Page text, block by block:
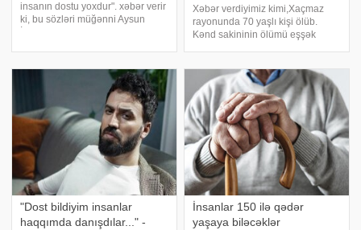
insanın dostu yoxdur". xəbər verir
ki, bu sözləri müğənni Aysun
həyatının mürəkkəb dönəmlərind
Xəbər verdiyimiz kimi,Xaçmaz
rayonunda 70 yaşlı kişi ölüb.
Kənd sakininin ölümü eşşək
şəraitində müalicə alıbmış. Bəs
uzunqulaq dişləməsi
nəticəsində insan ölüm
"Dost bildiyim insanlar
haqqımda danışdılar..." -
İnsanlar 150 ​​ilə qədər
yaşaya biləcəklər